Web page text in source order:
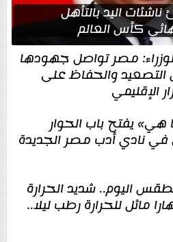
اليد بالتأهل
كأس العالم
مصر تواصل جهودها
والحفاظ على
الإقليمي
هي» يفتح باب الحوار
في نادي أدب مصر الجديدة
اليوم.. شديد الحرارة
مائل للحرارة رطب ليلا..